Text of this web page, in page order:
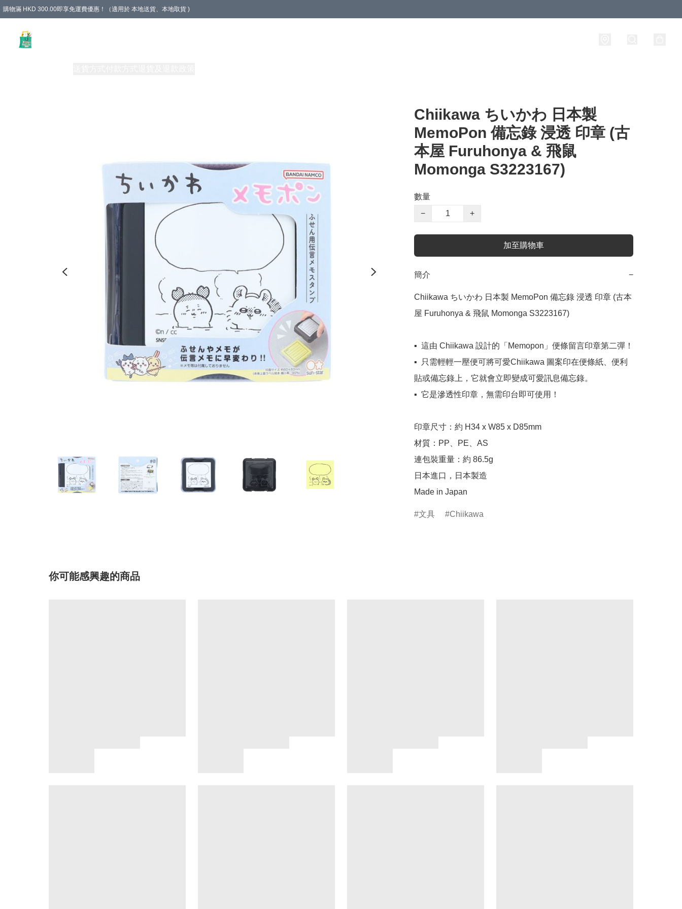
購物滿 HKD 300.00即享免運費優惠！（適用於 本地送貨、本地取貨 )
Chiikawa ちいかわ 日本製
MemoPon 備忘錄 浸透 印章 (古
本屋 Furuhonya & 飛鼠
Momonga S3223167)
數量
−
+
加至購物車
簡介 −
Chiikawa ちいかわ 日本製 MemoPon 備忘錄 浸透 印章 (古本
屋 Furuhonya & 飛鼠 Momonga S3223167)
▪️  這由 Chiikawa 設計的「Memopon」便條留言印章第二彈！
▪️  只需輕輕一壓便可將可愛Chiikawa 圖案印在便條紙、便利
貼或備忘錄上，它就會立即變成可愛訊息備忘錄。
▪️  它是滲透性印章，無需印台即可使用！
印章尺寸：約 H34 x W85 x D85mm
材質：PP、PE、AS
連包裝重量：約 86.5g
日本進口，日本製造
Made in Japan
文具 Chiikawa
你可能感興趣的商品